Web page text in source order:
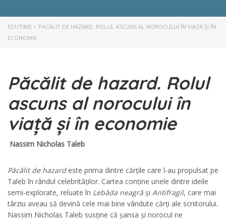
EDUTIME > PĂCĂLIT DE HAZARD. ROLUL ASCUNS AL NOROCULUI ÎN VIAȚĂ ȘI ÎN
ECONOMIE
Păcălit de hazard. Rolul
ascuns al norocului în
viață și în economie
Nassim Nicholas Taleb
Păcălit de hazardeste prima dintre cărțile care l-au propulsat pe
Taleb în rândul celebrităților. Cartea conține unele dintre ideile
semi-explorate, reluate în Lebăda neagrăși Antifragil, care mai
târziu aveau să devină cele mai bine vândute cărți ale scriitorului.
Nassim Nicholas Taleb susține că șansa și norocul ne